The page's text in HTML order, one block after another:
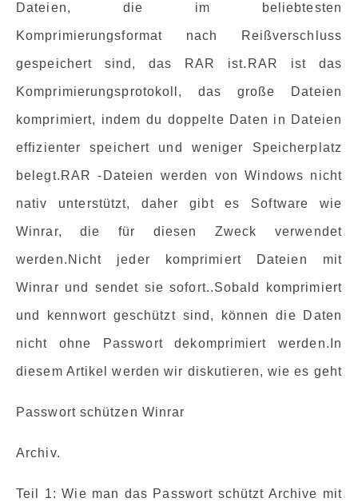
Dateien, die im beliebtesten
Komprimierungsformat nach Reißverschluss
gespeichert sind, das RAR ist.RAR ist das
Komprimierungsprotokoll, das große Dateien
komprimiert, indem du doppelte Daten in Dateien
effizienter speichert und weniger Speicherplatz
belegt.RAR -Dateien werden von Windows nicht
nativ unterstützt, daher gibt es Software wie
Winrar, die für diesen Zweck verwendet
werden.Nicht jeder komprimiert Dateien mit
Winrar und sendet sie sofort..Sobald komprimiert
und kennwort geschützt sind, können die Daten
nicht ohne Passwort dekomprimiert werden.In
diesem Artikel werden wir diskutieren, wie es geht
Passwort schützen Winrar
Archiv.
Teil 1: Wie man das Passwort schützt Archive mit